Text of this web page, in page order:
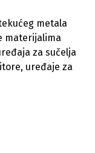
metala
materijalima
za sučelja
uređaje za